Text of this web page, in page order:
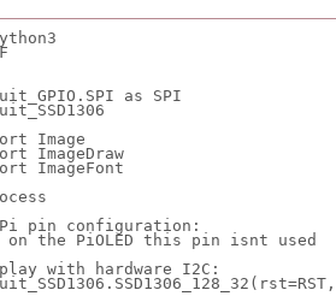
as SPI
Image
ImageDraw
ImageFont
Pi pin configuration:
on the PiOLED this pin isnt used
with hardware I2C: